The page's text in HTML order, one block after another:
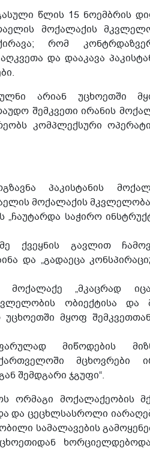
წლის 15 ნოემბრის
მოქალაქის
რომ
და დააკავა
არიან უცხოეთში
შემკვეთი ირანის
კომპლექსური
პაკისტანის
მოქალაქის
საჭირო
ქვეყნის გავლით
და „გადაეცა
მოქალაქე „მკაცრად
ობიექტისა და
უცხოეთში მყოფ
მიწოდების
მცხოვრები
შემდგარი ჯგუფი“.
ორმაგი მოქალაქეობის
და ცეცხლსასროლი
სამალავების